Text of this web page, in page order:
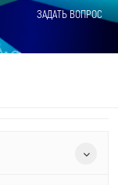
ЗАДАТЬ ВОПРОС